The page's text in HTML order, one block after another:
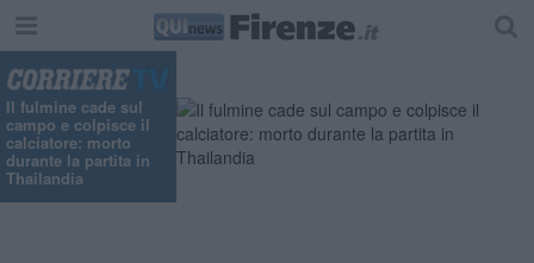
Il fulmine cade sul
campo e colpisce il
calciatore: morto
durante la partita in
Thailandia